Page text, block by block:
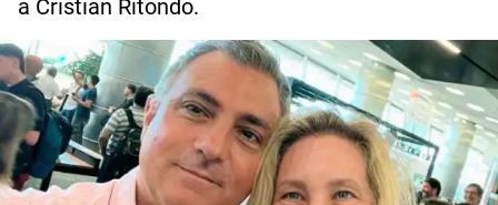
a Cristian Ritondo.